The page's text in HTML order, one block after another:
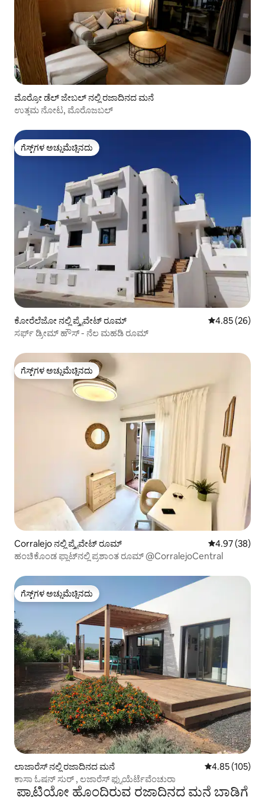
ಮೊರ್ರೋ ಡೆಲ್ ಜೇಬಲ್ ನಲ್ಲಿ ರಜಾದಿನದ ಮನೆ
ಉತ್ತಮ ನೋಟ, ಮೊರೊಜಬಲ್
ಗೆಸ್ಟ್‌ಗಳ ಅಚ್ಚುಮೆಚ್ಚಿನದು
ಗೆಸ್ಟ್‌ಗಳ ಅಚ್ಚುಮೆಚ್ಚಿನದು
ಕೋರೆಲೆಜೋ ನಲ್ಲಿ ಪ್ರೈವೇಟ್ ರೂಮ್ 5 ರಲ್ಲಿ 4.85
4.85 (26)
ಸರ್ಫ್ ಡ್ರೀಮ್ ಹೌಸ್ - ನೆಲ ಮಹಡಿ ರೂಮ್
ಗೆಸ್ಟ್‌ಗಳ ಅಚ್ಚುಮೆಚ್ಚಿನದು
ಗೆಸ್ಟ್‌ಗಳ ಅಚ್ಚುಮೆಚ್ಚಿನದು
Corralejo ನಲ್ಲಿ ಪ್ರೈವೇಟ್ ರೂಮ್ 5 ರಲ್ಲಿ 4.97
4.97 (38)
ಹಂಚಿಕೊಂಡ ಫ್ಲಾಟ್‌ನಲ್ಲಿ ಪ್ರಶಾಂತ ರೂಮ್ @CorralejoCentral
ಗೆಸ್ಟ್‌ಗಳ ಅಚ್ಚುಮೆಚ್ಚಿನದು
ಗೆಸ್ಟ್‌ಗಳ ಅಚ್ಚುಮೆಚ್ಚಿನದು
ಲಾಜಾರೆಸ್ ನಲ್ಲಿ ರಜಾದಿನದ ಮನೆ 5 ರಲ್ಲಿ 4.85
4.85 (105)
ಕಾಸಾ ಓಷನ್ ಸುರ್ , ಲಜಾರೆಸ್ ಫ್ಯುಯೆರ್ಟೆವೆಂಚುರಾ
ಪ್ಯಾಟಿಯೋ ಹೊಂದಿರುವ ರಜಾದಿನದ ಮನೆ ಬಾಡಿಗೆ